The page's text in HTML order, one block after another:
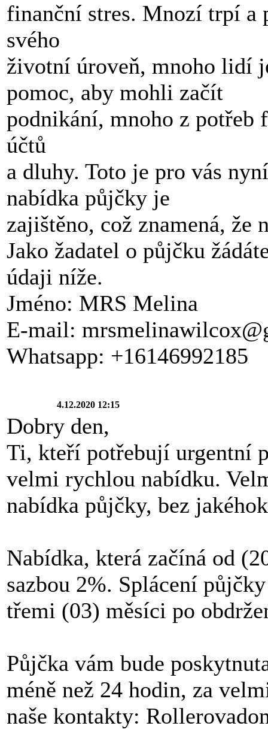
finanční stres. Mnozí trpí a
svého
životní úroveň, mnoho lidí
pomoc, aby mohli začít
podnikání, mnoho z potřeb
účtů
a dluhy. Toto je pro vás
nabídka půjčky je
zajištěno, což znamená, že
Jako žadatel o půjčku
údaji níže.
Jméno: MRS Melina
E-mail:
Whatsapp: +16146992185
4.12.2020 12:15
Dobry den,
Ti, kteří potřebují urgentní
velmi rychlou nabídku.
nabídka půjčky, bez
Nabídka, která začíná od
sazbou 2%. Splácení
třemi (03) měsíci po
Půjčka vám bude
méně než 24 hodin, za
naše kontakty: